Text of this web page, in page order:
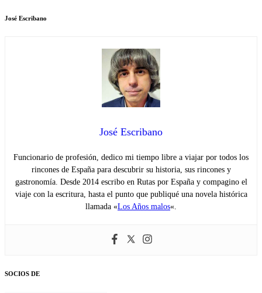
José Escribano
José Escribano
Funcionario de profesión, dedico mi tiempo libre a viajar por todos los
rincones de España para descubrir su historia, sus rincones y
gastronomía. Desde 2014 escribo en Rutas por España y compagino el
viaje con la escritura, hasta el punto que publiqué una novela histórica
llamada «Los Años malos«.
SOCIOS DE